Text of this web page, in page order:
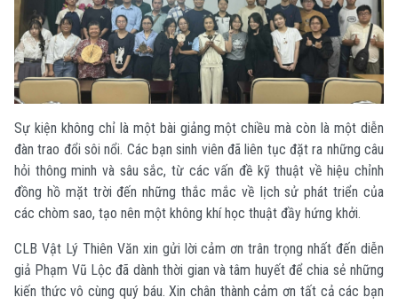
Sự kiện không chỉ là một bài giảng một chiều mà còn là một diễn
đàn trao đổi sôi nổi. Các bạn sinh viên đã liên tục đặt ra những câu
hỏi thông minh và sâu sắc, từ các vấn đề kỹ thuật về hiệu chỉnh
đồng hồ mặt trời đến những thắc mắc về lịch sử phát triển của
các chòm sao, tạo nên một không khí học thuật đầy hứng khởi.
CLB Vật Lý Thiên Văn xin gửi lời cảm ơn trân trọng nhất đến diễn
giả Phạm Vũ Lộc đã dành thời gian và tâm huyết để chia sẻ những
kiến thức vô cùng quý báu. Xin chân thành cảm ơn tất cả các bạn